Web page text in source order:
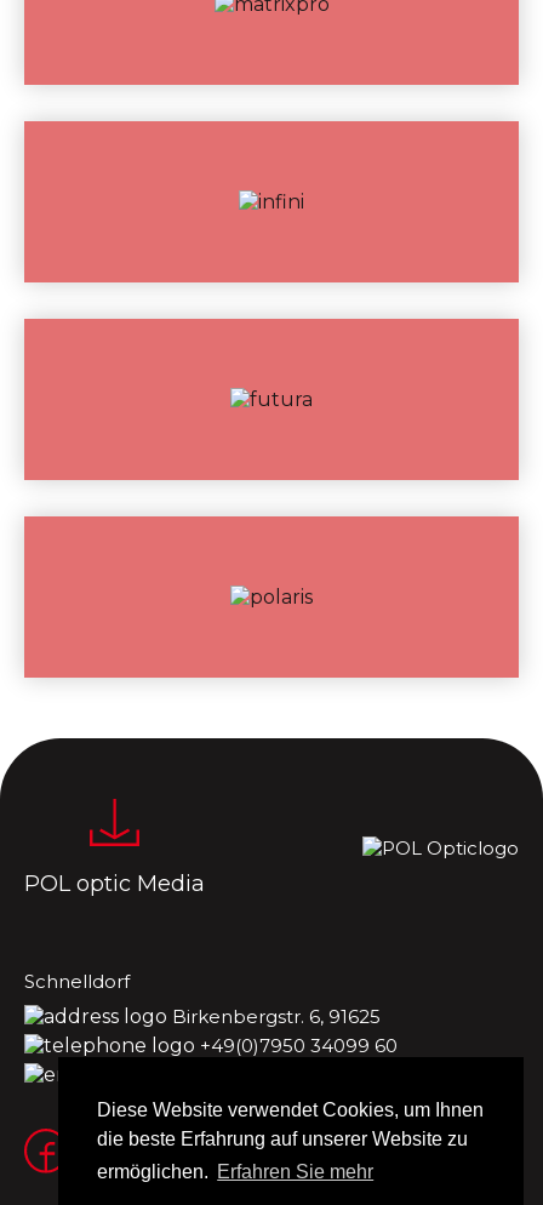
Diese Website verwendet Cookies, um Ihnen
die beste Erfahrung auf unserer Website zu
ermöglichen. Erfahren Sie mehr
POL optic Media
Schnelldorf
Birkenbergstr. 6, 91625
+49(0)7950 34099 60